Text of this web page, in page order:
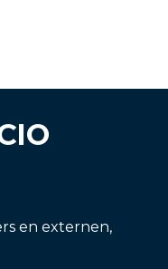
en externen,